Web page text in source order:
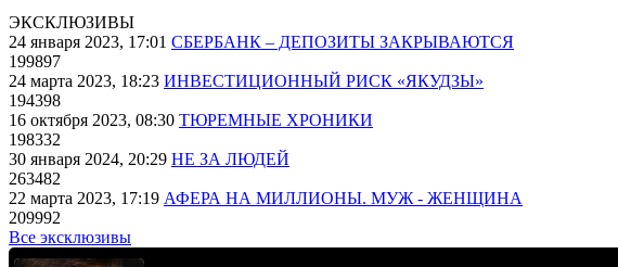
ЭКСКЛЮЗИВЫ
24 января 2023, 17:01 СБЕРБАНК – ДЕПОЗИТЫ ЗАКРЫВАЮТСЯ
199897
24 марта 2023, 18:23 ИНВЕСТИЦИОННЫЙ РИСК «ЯКУДЗЫ»
194398
16 октября 2023, 08:30 ТЮРЕМНЫЕ ХРОНИКИ
198332
30 января 2024, 20:29 НЕ ЗА ЛЮДЕЙ
263482
22 марта 2023, 17:19 АФЕРА НА МИЛЛИОНЫ. МУЖ - ЖЕНЩИНА
209992
Все эксклюзивы